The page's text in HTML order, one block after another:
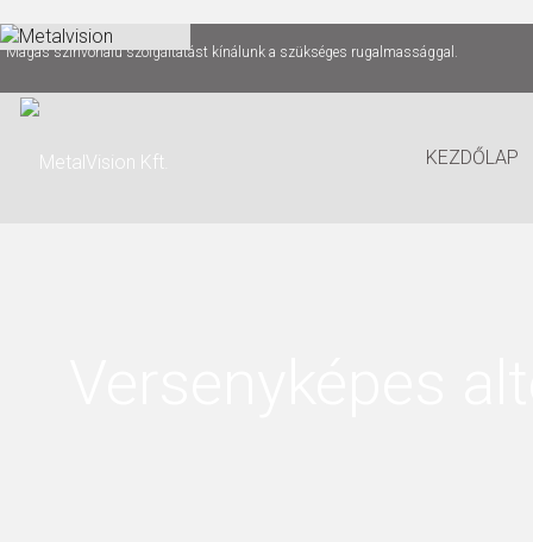
Magas színvonalú szolgáltatást kínálunk a szükséges rugalmassággal.
KEZDŐLAP